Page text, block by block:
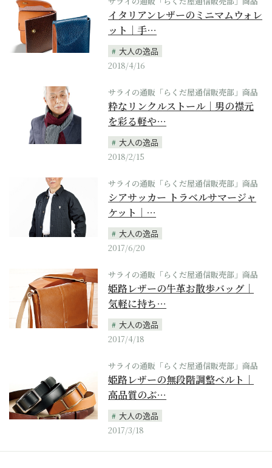
イタリアンレザーのミニマムウォレ
ット｜手…
大人の逸品
2018/4/16
サライの通販「らくだ屋通信販売部」商品
粋なリンクルストール｜男の襟元
を彩る軽や…
大人の逸品
2018/2/15
サライの通販「らくだ屋通信販売部」商品
シアサッカー トラベルサマージャ
ケット｜…
大人の逸品
2017/6/20
サライの通販「らくだ屋通信販売部」商品
姫路レザーの牛革お散歩バッグ｜
気軽に持ち…
大人の逸品
2017/4/18
サライの通販「らくだ屋通信販売部」商品
姫路レザーの無段階調整ベルト｜
高品質のぶ…
大人の逸品
2017/3/18